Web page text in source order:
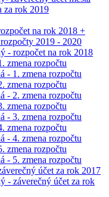
za rok 2019
na rok 2018 +
2019 - 2020
- rozpočet na rok 2018
zmena rozpočtu
- 1. zmena rozpočtu
zmena rozpočtu
- 2. zmena rozpočtu
zmena rozpočtu
- 3. zmena rozpočtu
zmena rozpočtu
- 4. zmena rozpočtu
zmena rozpočtu
- 5. zmena rozpočtu
účet za rok 2017
- záverečný účet za rok